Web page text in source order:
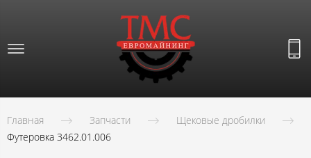
Главная Запчасти
Щековые дробилки
Футеровка 3462.01.006